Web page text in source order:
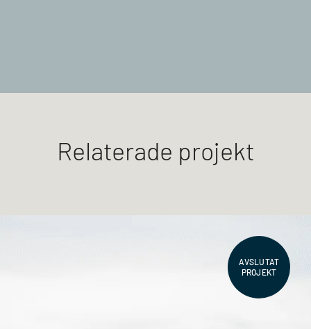
Relaterade projekt
AVSLUTAT
PROJEKT